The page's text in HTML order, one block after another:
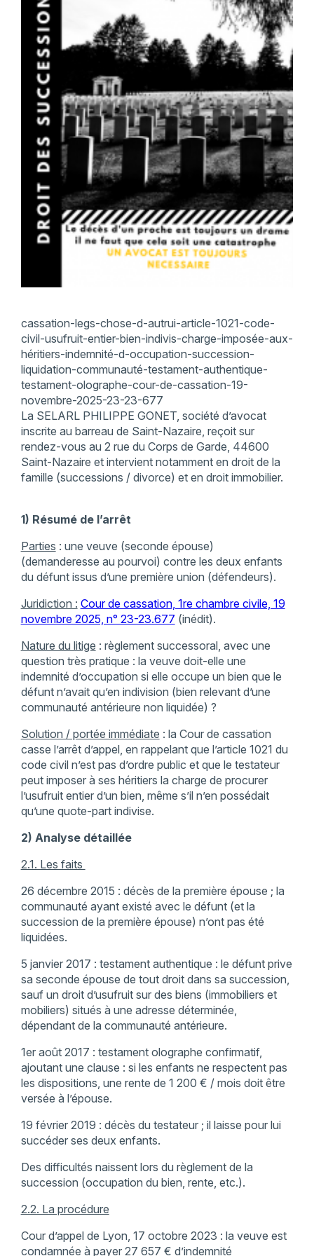
cassation-legs-chose-d-autrui-article-1021-code-
civil-usufruit-entier-bien-indivis-charge-imposée-aux-
héritiers-indemnité-d-occupation-succession-
liquidation-communauté-testament-authentique-
testament-olographe-cour-de-cassation-19-
novembre-2025-23-23-677
La SELARL PHILIPPE GONET, société d’avocat
inscrite au barreau de Saint-Nazaire, reçoit sur
rendez-vous au 2 rue du Corps de Garde, 44600
Saint-Nazaire et intervient notamment en droit de la
famille (successions / divorce) et en droit immobilier.
1) Résumé de l’arrêt
Parties : une veuve (seconde épouse)
(demanderesse au pourvoi) contre les deux enfants
du défunt issus d’une première union (défendeurs).
Juridiction : Cour de cassation, 1re chambre civile, 19
novembre 2025, n° 23-23.677 (inédit).
Nature du litige : règlement successoral, avec une
question très pratique : la veuve doit-elle une
indemnité d’occupation si elle occupe un bien que le
défunt n’avait qu’en indivision (bien relevant d’une
communauté antérieure non liquidée) ?
Solution / portée immédiate : la Cour de cassation
casse l’arrêt d’appel, en rappelant que l’article 1021 du
code civil n’est pas d’ordre public et que le testateur
peut imposer à ses héritiers la charge de procurer
l’usufruit entier d’un bien, même s’il n’en possédait
qu’une quote-part indivise.
2) Analyse détaillée
2.1. Les faits
26 décembre 2015 : décès de la première épouse ; la
communauté ayant existé avec le défunt (et la
succession de la première épouse) n’ont pas été
liquidées.
5 janvier 2017 : testament authentique : le défunt prive
sa seconde épouse de tout droit dans sa succession,
sauf un droit d’usufruit sur des biens (immobiliers et
mobiliers) situés à une adresse déterminée,
dépendant de la communauté antérieure.
1er août 2017 : testament olographe confirmatif,
ajoutant une clause : si les enfants ne respectent pas
les dispositions, une rente de 1 200 € / mois doit être
versée à l’épouse.
19 février 2019 : décès du testateur ; il laisse pour lui
succéder ses deux enfants.
Des difficultés naissent lors du règlement de la
succession (occupation du bien, rente, etc.).
2.2. La procédure
Cour d’appel de Lyon, 17 octobre 2023 : la veuve est
condamnée à payer 27 657 € d’indemnité